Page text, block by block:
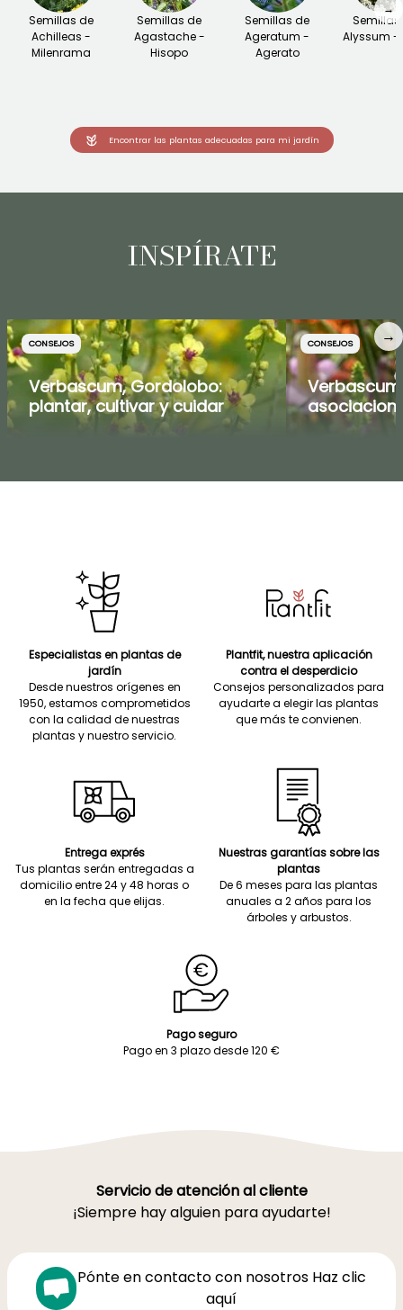
Semillas de
Achilleas -
Milenrama
Semillas de
Agastache -
Hisopo
Semillas de
Ageratum -
Agerato
Semillas
Alyssum -
→
Encontrar las plantas adecuadas para mi jardín
INSPÍRATE
CONSEJOS
Verbascum, Gordolobo:
plantar, cultivar y cuidar
CONSEJOS →
Especialistas en plantas de
jardín
Desde nuestros orígenes en
1950, estamos comprometidos
con la calidad de nuestras
plantas y nuestro servicio.
Plantfit, nuestra aplicación
contra el desperdicio
Consejos personalizados para
ayudarte a elegir las plantas
que más te convienen.
Entrega exprés
Tus plantas serán entregadas a
domicilio entre 24 y 48 horas o
en la fecha que elijas.
Nuestras garantías sobre las
plantas
De 6 meses para las plantas
anuales a 2 años para los
árboles y arbustos.
Pago seguro
Pago en 3 plazo desde 120 €
Servicio de atención al cliente
¡Siempre hay alguien para ayudarte!
Pónte en contacto con nosotros Haz clic
aquí